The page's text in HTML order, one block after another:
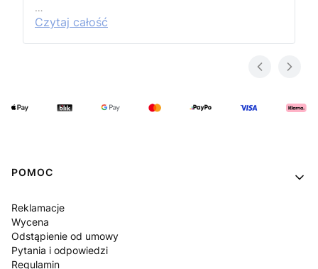
…
Czytaj całość
Linki w stopce
POMOC
Reklamacje
Wycena
Odstąpienie od umowy
Pytania i odpowiedzi
Regulamin